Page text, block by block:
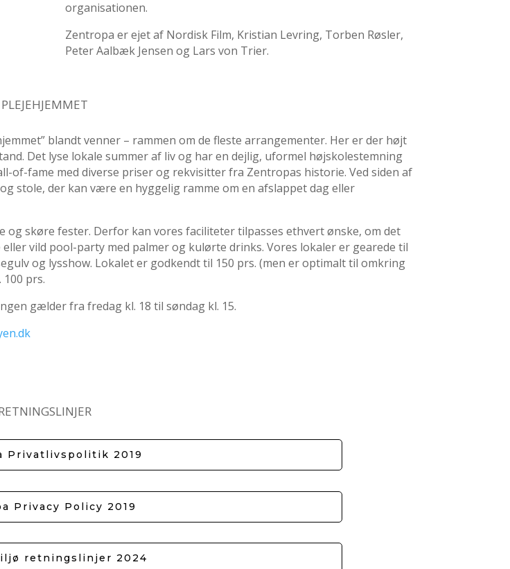
organisationen.
Zentropa er ejet af Nordisk Film, Kristian Levring, Torben Røsler,
Peter Aalbæk Jensen og Lars von Trier.
PLEJEHJEMMET
blandt venner – rammen om de fleste arrangementer. Her er der højt
Det lyse lokale summer af liv og har en dejlig, uformel højskolestemning
of-fame med diverse priser og rekvisitter fra Zentropas historie. Ved siden af
stole, der kan være en hyggelig ramme om en afslappet dag eller
skøre fester. Derfor kan vores faciliteter tilpasses ethvert ønske, om det
vild pool-party med palmer og kulørte drinks. Vores lokaler er gearede til
og lysshow. Lokalet er godkendt til 150 prs. (men er optimalt til omkring
prs.
gælder fra fredag kl. 18 til søndag kl. 15.
Privatlivspolitik 2019
Privacy Policy 2019
retningslinjer 2024